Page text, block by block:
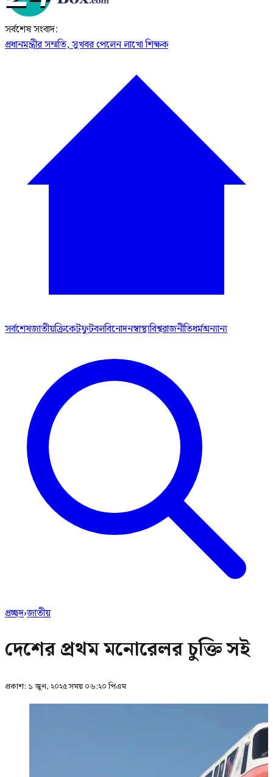
সর্বশেষ সংবাদ:
প্রধানমন্ত্রীর সম্মতি, সুখবর পেলেন লাখো শিক্ষক
সর্বশেষজাতীয়ক্রিকেটফুটবলবিনোদনস্বাস্থ্যবিশ্বরাজনীতিধর্মঅন্যান্য
প্রচ্ছদ›জাতীয়
দেশের প্রথম মনোরেলর চুক্তি সই
প্রকাশ: ১ জুন, ২০২৫ সময় ০৬:২০ পিএম